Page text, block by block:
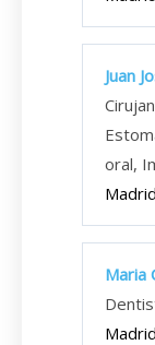
Juan
oral,
Madrid
Maria
Madrid